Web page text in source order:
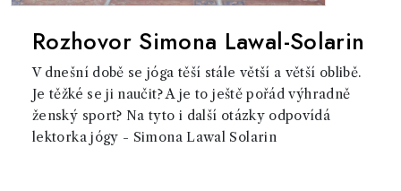
Rozhovor Simona Lawal-Solarin
V dnešní době se jóga těší stále větší a větší oblibě.
Je těžké se ji naučit? A je to ještě pořád výhradně
ženský sport? Na tyto i další otázky odpovídá
lektorka jógy - Simona Lawal Solarin